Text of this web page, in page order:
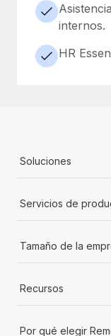
internos.
HR
Soluciones
Servicios de
Tamaño de la
Recursos
Por qué elegir